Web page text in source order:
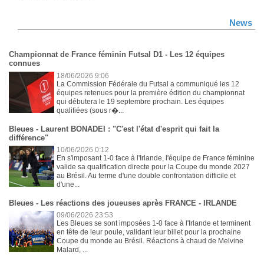
News
Championnat de France féminin Futsal D1 - Les 12 équipes
connues
18/06/2026 9:06
La Commission Fédérale du Futsal a communiqué les 12
équipes retenues pour la première édition du championnat
qui débutera le 19 septembre prochain. Les équipes
qualifiées (sous r�...
Bleues - Laurent BONADEI : "C'est l'état d'esprit qui fait la
différence"
10/06/2026 0:12
En s'imposant 1-0 face à l'Irlande, l'équipe de France féminine
valide sa qualification directe pour la Coupe du monde 2027
au Brésil. Au terme d'une double confrontation difficile et
d'une...
Bleues - Les réactions des joueuses après FRANCE - IRLANDE
09/06/2026 23:53
Les Bleues se sont imposées 1-0 face à l'Irlande et terminent
en tête de leur poule, validant leur billet pour la prochaine
Coupe du monde au Brésil. Réactions à chaud de Melvine
Malard, ...